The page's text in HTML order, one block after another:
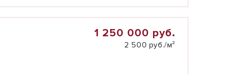
1 250 000 руб.
2 500 руб./м²